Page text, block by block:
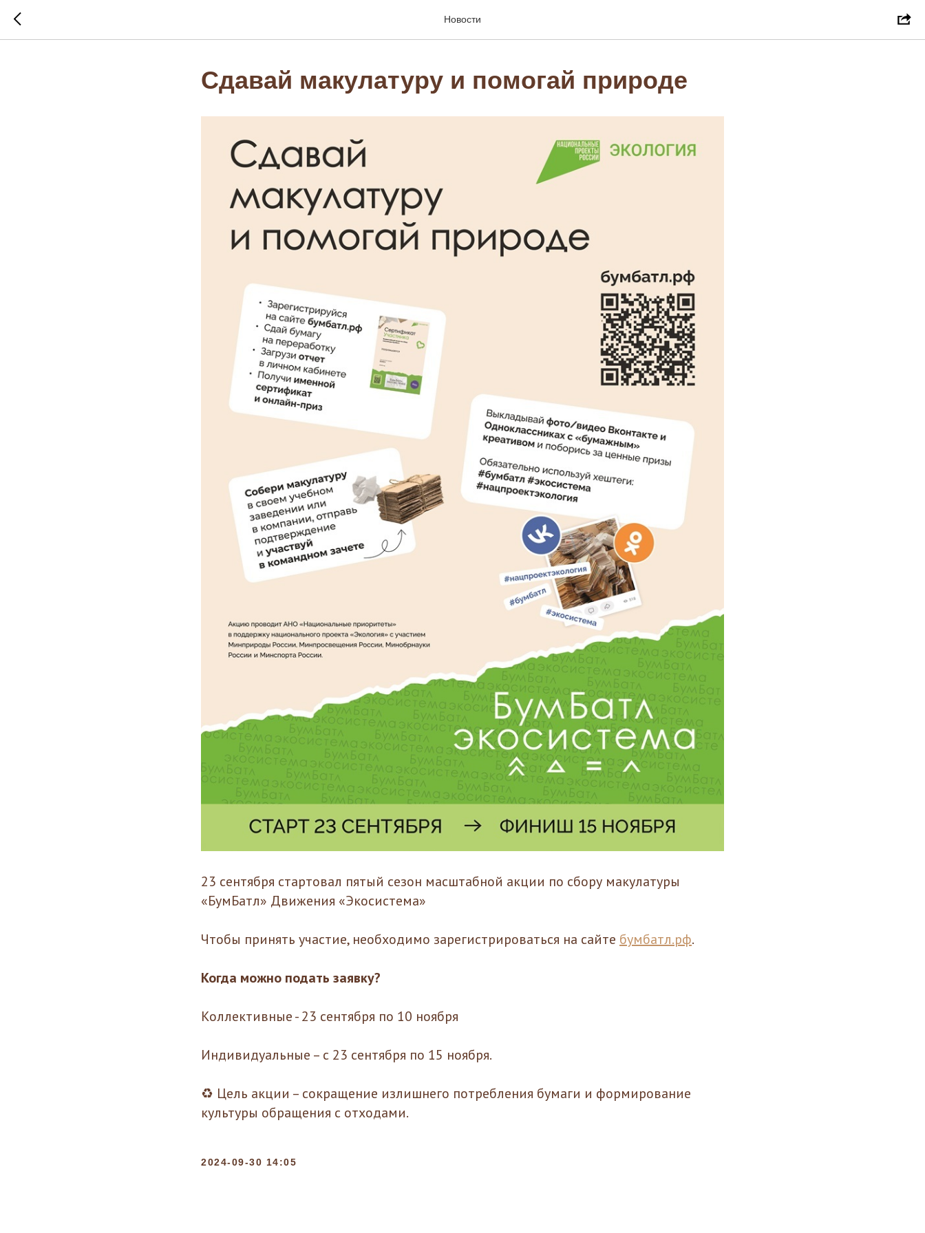
Новости
Сдавай макулатуру и помогай природе
23 сентября стартовал пятый сезон масштабной акции по сбору макулатуры
«БумБатл» Движения «Экосистема»
Чтобы принять участие, необходимо зарегистрироваться на сайте бумбатл.рф.
Когда можно подать заявку?
Коллективные - 23 сентября по 10 ноября
Индивидуальные – с 23 сентября по 15 ноября.
♻️ Цель акции – сокращение излишнего потребления бумаги и формирование
культуры обращения с отходами.
2024-09-30 14:05